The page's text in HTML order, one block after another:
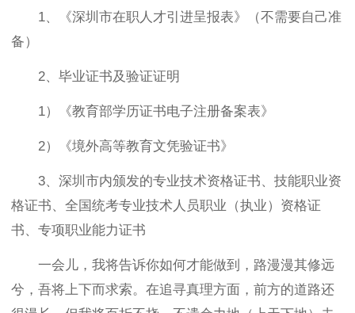
1、《深圳市在职人才引进呈报表》（不需要自己准
备）
2、毕业证书及验证证明
1）《教育部学历证书电子注册备案表》
2）《境外高等教育文凭验证书》
3、深圳市内颁发的专业技术资格证书、技能职业资
格证书、全国统考专业技术人员职业（执业）资格证
书、专项职业能力证书
一会儿，我将告诉你如何才能做到，路漫漫其修远
兮，吾将上下而求索。在追寻真理方面，前方的道路还